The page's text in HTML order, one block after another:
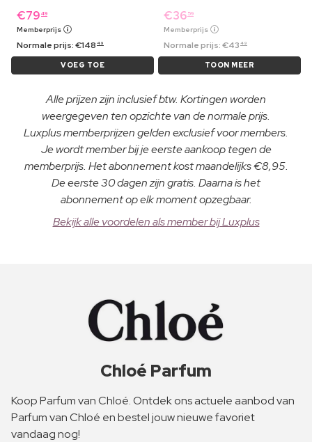
€79 49
Memberprijs
Normale prijs:€148 49
VOEG TOE
€36 59
Memberprijs
Normale prijs:€43 49
TOON MEER
Alle prijzen zijn inclusief btw. Kortingen worden
weergegeven ten opzichte van de normale prijs.
Luxplus memberprijzen gelden exclusief voor members.
Je wordt member bij je eerste aankoop tegen de
memberprijs. Het abonnement kost maandelijks €8,95.
De eerste 30 dagen zijn gratis. Daarna is het
abonnement op elk moment opzegbaar.
Bekijk alle voordelen als member bij Luxplus
Chloé Parfum
Koop Parfum van Chloé. Ontdek ons actuele aanbod van
Parfum van Chloé en bestel jouw nieuwe favoriet
vandaag nog!